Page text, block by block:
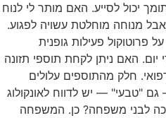
יכול לסייע. האם מותר לי לנוח
מנוחה מוחלטת עשויה לפגוע.
פרוטוקול פעילות גופנית
האם ניתן לקחת תוספי תזונה
חלק מהתוספים עלולים
"טבעי" — יש לדווח לאונקולוג
לבני משפחה? כן. המשפחה